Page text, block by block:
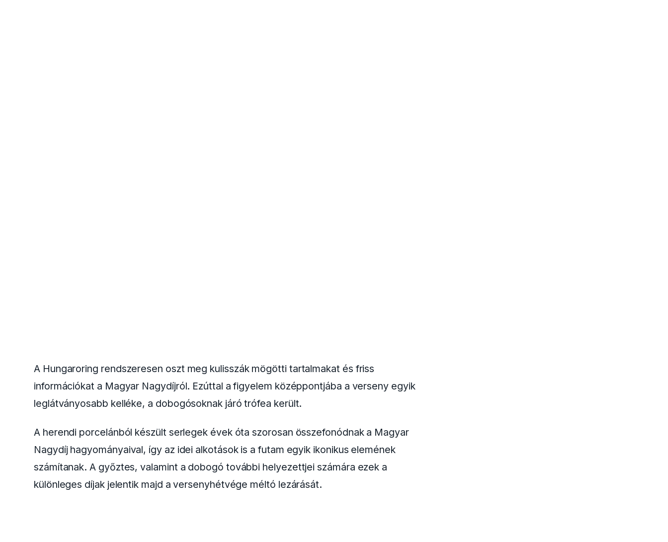
A Hungaroring rendszeresen oszt meg kulisszák mögötti tartalmakat és friss
információkat a Magyar Nagydíjról. Ezúttal a figyelem középpontjába a verseny egyik
leglátványosabb kelléke, a dobogósoknak járó trófea került.
A herendi porcelánból készült serlegek évek óta szorosan összefonódnak a Magyar
Nagydíj hagyományaival, így az idei alkotások is a futam egyik ikonikus elemének
számítanak. A győztes, valamint a dobogó további helyezettjei számára ezek a
különleges díjak jelentik majd a versenyhétvége méltó lezárását.